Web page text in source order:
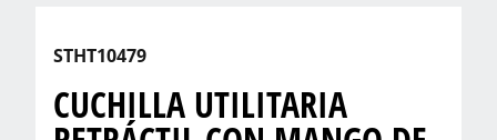
STHT10479
CUCHILLA UTILITARIA